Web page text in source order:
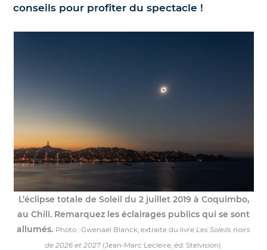
Photographier et dessiner le ciel
conseils pour profiter du spectacle !
L’éclipse totale de Soleil du 2 juillet 2019 à Coquimbo,
au Chili. Remarquez les éclairages publics qui se sont
allumés. Photo : Gwenaël Blanck, extraite du livre Les Soleils noirs
de 2026 et 2027(Jean-Marc Lecleire, éd. Stelvision).